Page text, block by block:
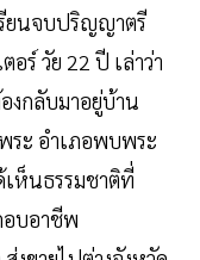
รียนจบปริญญาตรี
อร์ วัย 22 ปี เล่าว่า
งกลับมาอยู่บ้าน
ะ อำเภอพบพระ
ห็นธรรมชาติที่
อบอาชีพ